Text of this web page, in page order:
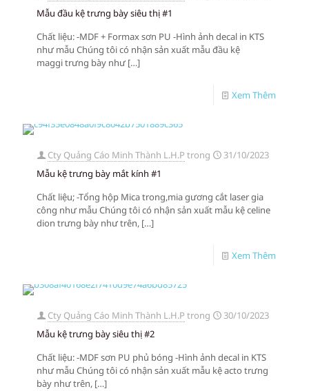
Mẫu đầu kệ trưng bày siêu thị #1
Chất liệu: -MDF + Formax sơn PU -Hình ảnh decal in KTS
như mẫu Chúng tôi có nhận sản xuất mẫu đầu kệ
maggi trưng bày như […]
Xem Thêm
Cty Quảng Cáo Minh Thành L.H.P trong
31/10/2023
Mẫu kệ trưng bày mắt kính #1
Chất liệu; -Tổng hộp Mica trong,mia gương cắt laser gia
công như mẫu Chúng tôi có nhận sản xuất mẫu kệ celine
dion trưng bày như trên, […]
Xem Thêm
Cty Quảng Cáo Minh Thành L.H.P trong
30/10/2023
Mẫu kệ trưng bày siêu thị #2
Chất liệu: -MDF sơn PU phủ bóng -Hình ảnh decal in KTS
như mẫu Chúng tôi có nhận sản xuất mẫu kệ acto trưng
bày như trên, […]